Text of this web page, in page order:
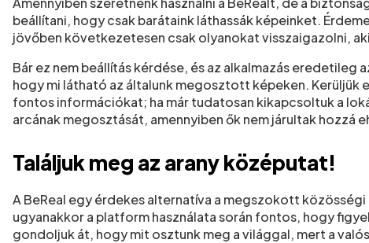
beállítani, hogy csak barátaink láthassák képeinket.
jövőben következetesen csak olyanokat visszaigazolni,
Bár ez nem beállítás kérdése, és az alkalmazás
hogy mi látható az általunk megosztott képeken. Kerüljük
fontos információkat; ha már tudatosan kikapcsoltuk a
arcának megosztását, amennyiben ők nem járultak hozzá
Találjuk meg az arany középutat!
A BeReal egy érdekes alternatíva a megszokott
ugyanakkor a platform használata során fontos, hogy
gondoljuk át, hogy mit osztunk meg a világgal, mert a